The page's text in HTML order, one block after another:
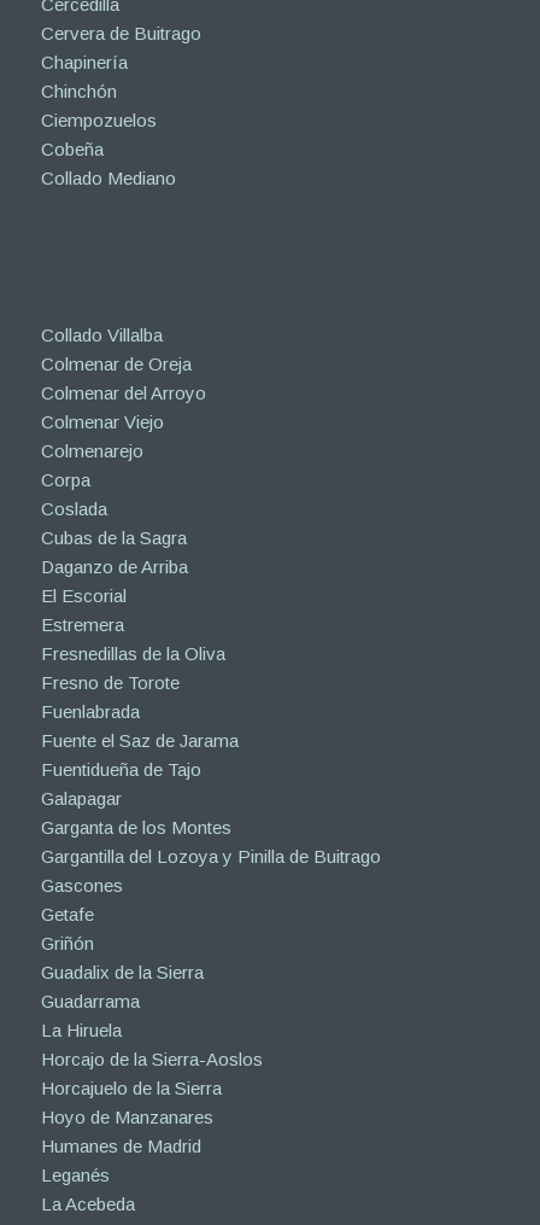
Cercedilla
Cervera de Buitrago
Chapinería
Chinchón
Ciempozuelos
Cobeña
Collado Mediano
Collado Villalba
Colmenar de Oreja
Colmenar del Arroyo
Colmenar Viejo
Colmenarejo
Corpa
Coslada
Cubas de la Sagra
Daganzo de Arriba
El Escorial
Estremera
Fresnedillas de la Oliva
Fresno de Torote
Fuenlabrada
Fuente el Saz de Jarama
Fuentidueña de Tajo
Galapagar
Garganta de los Montes
Gargantilla del Lozoya y Pinilla de Buitrago
Gascones
Getafe
Griñón
Guadalix de la Sierra
Guadarrama
La Hiruela
Horcajo de la Sierra-Aoslos
Horcajuelo de la Sierra
Hoyo de Manzanares
Humanes de Madrid
Leganés
La Acebeda